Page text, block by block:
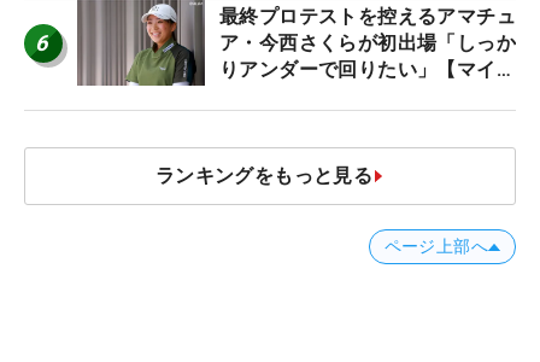
6
最終プロテストを控えるアマチュ
ア・今西さくらが初出場「しっか
りアンダーで回りたい」【マイナ
ランキングをもっと見る
ページ上部へ